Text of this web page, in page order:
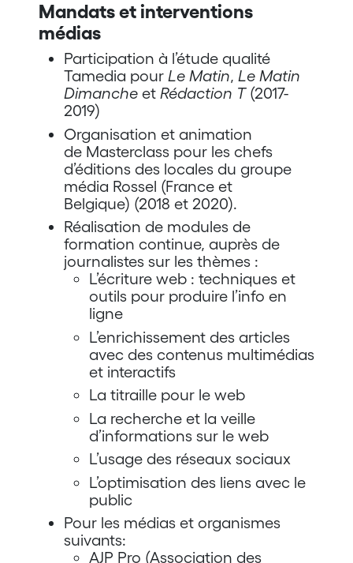
Mandats et interventions
médias
Participation à l’étude qualité
Tamedia pour Le Matin, Le Matin
Dimancheet Rédaction T(2017-
2019)
Organisation et animation
de Masterclass pour les chefs
d’éditions des locales du groupe
média Rossel (France et
Belgique) (2018 et 2020).
Réalisation de modules de
formation continue, auprès de
journalistes sur les thèmes :
L’écriture web : techniques et
outils pour produire l’info en
ligne
L’enrichissement des articles
avec des contenus multimédias
et interactifs
La titraille pour le web
La recherche et la veille
d’informations sur le web
L’usage des réseaux sociaux
L’optimisation des liens avec le
public
Pour les médias et organismes
suivants:
AJP Pro (Association des